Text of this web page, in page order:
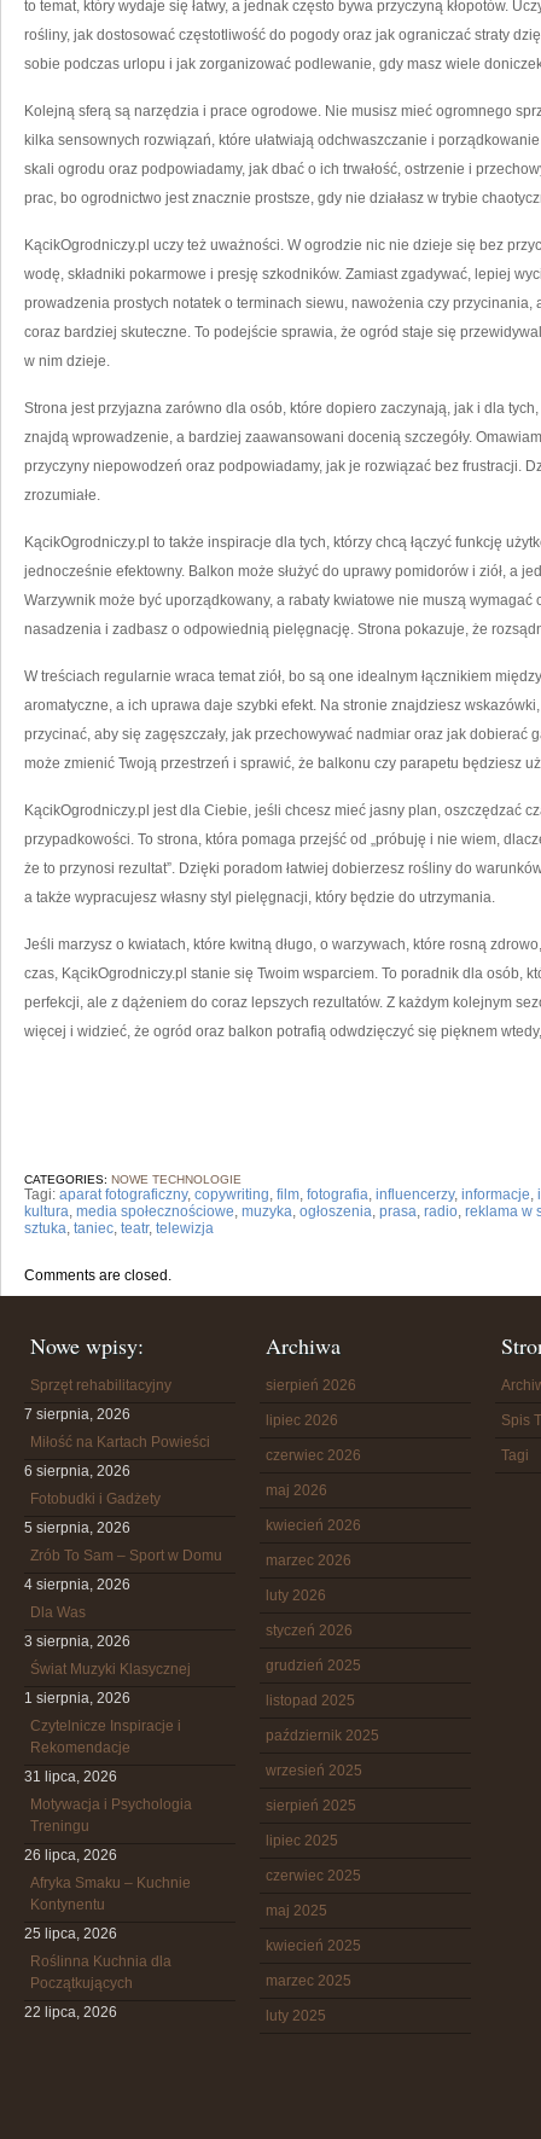
to temat, który wydaje się łatwy, a jednak często bywa przyczyną kłopotów.
rośliny, jak dostosować częstotliwość do pogody oraz jak ograniczać straty
sobie podczas urlopu i jak zorganizować podlewanie, gdy masz wiele
Kolejną sferą są narzędzia i prace ogrodowe. Nie musisz mieć ogromnego
kilka sensownych rozwiązań, które ułatwiają odchwaszczanie i
skali ogrodu oraz podpowiadamy, jak dbać o ich trwałość, ostrzenie i
prac, bo ogrodnictwo jest znacznie prostsze, gdy nie działasz w trybie
KącikOgrodniczy.pl uczy też uważności. W ogrodzie nic nie dzieje się bez
wodę, składniki pokarmowe i presję szkodników. Zamiast zgadywać, lepiej
prowadzenia prostych notatek o terminach siewu, nawożenia czy przycinania,
coraz bardziej skuteczne. To podejście sprawia, że ogród staje się
w nim dzieje.
Strona jest przyjazna zarówno dla osób, które dopiero zaczynają, jak i dla
znajdą wprowadzenie, a bardziej zaawansowani docenią szczegóły.
przyczyny niepowodzeń oraz podpowiadamy, jak je rozwiązać bez frustracji.
zrozumiałe.
KącikOgrodniczy.pl to także inspiracje dla tych, którzy chcą łączyć funkcję
jednocześnie efektowny. Balkon może służyć do uprawy pomidorów i ziół, a
Warzywnik może być uporządkowany, a rabaty kwiatowe nie muszą wymagać
nasadzenia i zadbasz o odpowiednią pielęgnację. Strona pokazuje, że
W treściach regularnie wraca temat ziół, bo są one idealnym łącznikiem
aromatyczne, a ich uprawa daje szybki efekt. Na stronie znajdziesz
przycinać, aby się zagęszczały, jak przechowywać nadmiar oraz jak dobierać
może zmienić Twoją przestrzeń i sprawić, że balkonu czy parapetu będziesz
KącikOgrodniczy.pl jest dla Ciebie, jeśli chcesz mieć jasny plan, oszczędzać
przypadkowości. To strona, która pomaga przejść od „próbuję i nie wiem,
że to przynosi rezultat”. Dzięki poradom łatwiej dobierzesz rośliny do
a także wypracujesz własny styl pielęgnacji, który będzie do utrzymania.
Jeśli marzysz o kwiatach, które kwitną długo, o warzywach, które rosną
czas, KącikOgrodniczy.pl stanie się Twoim wsparciem. To poradnik dla osób,
perfekcji, ale z dążeniem do coraz lepszych rezultatów. Z każdym kolejnym
więcej i widzieć, że ogród oraz balkon potrafią odwdzięczyć się pięknem
CATEGORIES: NOWE TECHNOLOGIE
Tagi: aparat fotograficzny, copywriting, film, fotografia, influencerzy, informacje,
kultura, media społecznościowe, muzyka, ogłoszenia, prasa, radio, reklama w
sztuka, taniec, teatr, telewizja
Comments are closed.
Nowe wpisy:
Sprzęt rehabilitacyjny
7 sierpnia, 2026
Miłość na Kartach Powieści
6 sierpnia, 2026
Fotobudki i Gadżety
5 sierpnia, 2026
Zrób To Sam – Sport w Domu
4 sierpnia, 2026
Dla Was
3 sierpnia, 2026
Świat Muzyki Klasycznej
1 sierpnia, 2026
Czytelnicze Inspiracje i
Rekomendacje
31 lipca, 2026
Motywacja i Psychologia
Treningu
26 lipca, 2026
Afryka Smaku – Kuchnie
Kontynentu
25 lipca, 2026
Roślinna Kuchnia dla
Początkujących
22 lipca, 2026
Archiwa
sierpień 2026
lipiec 2026
czerwiec 2026
maj 2026
kwiecień 2026
marzec 2026
luty 2026
styczeń 2026
grudzień 2025
listopad 2025
październik 2025
wrzesień 2025
sierpień 2025
lipiec 2025
czerwiec 2025
maj 2025
kwiecień 2025
marzec 2025
luty 2025
Spis
Tagi